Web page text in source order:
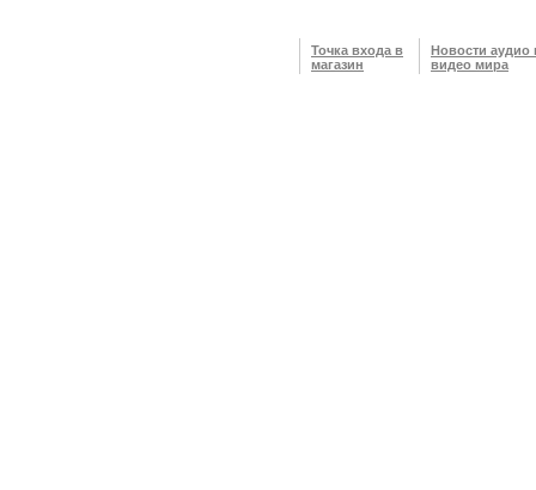
Точка входа в
магазин
Новости аудио
видео мира